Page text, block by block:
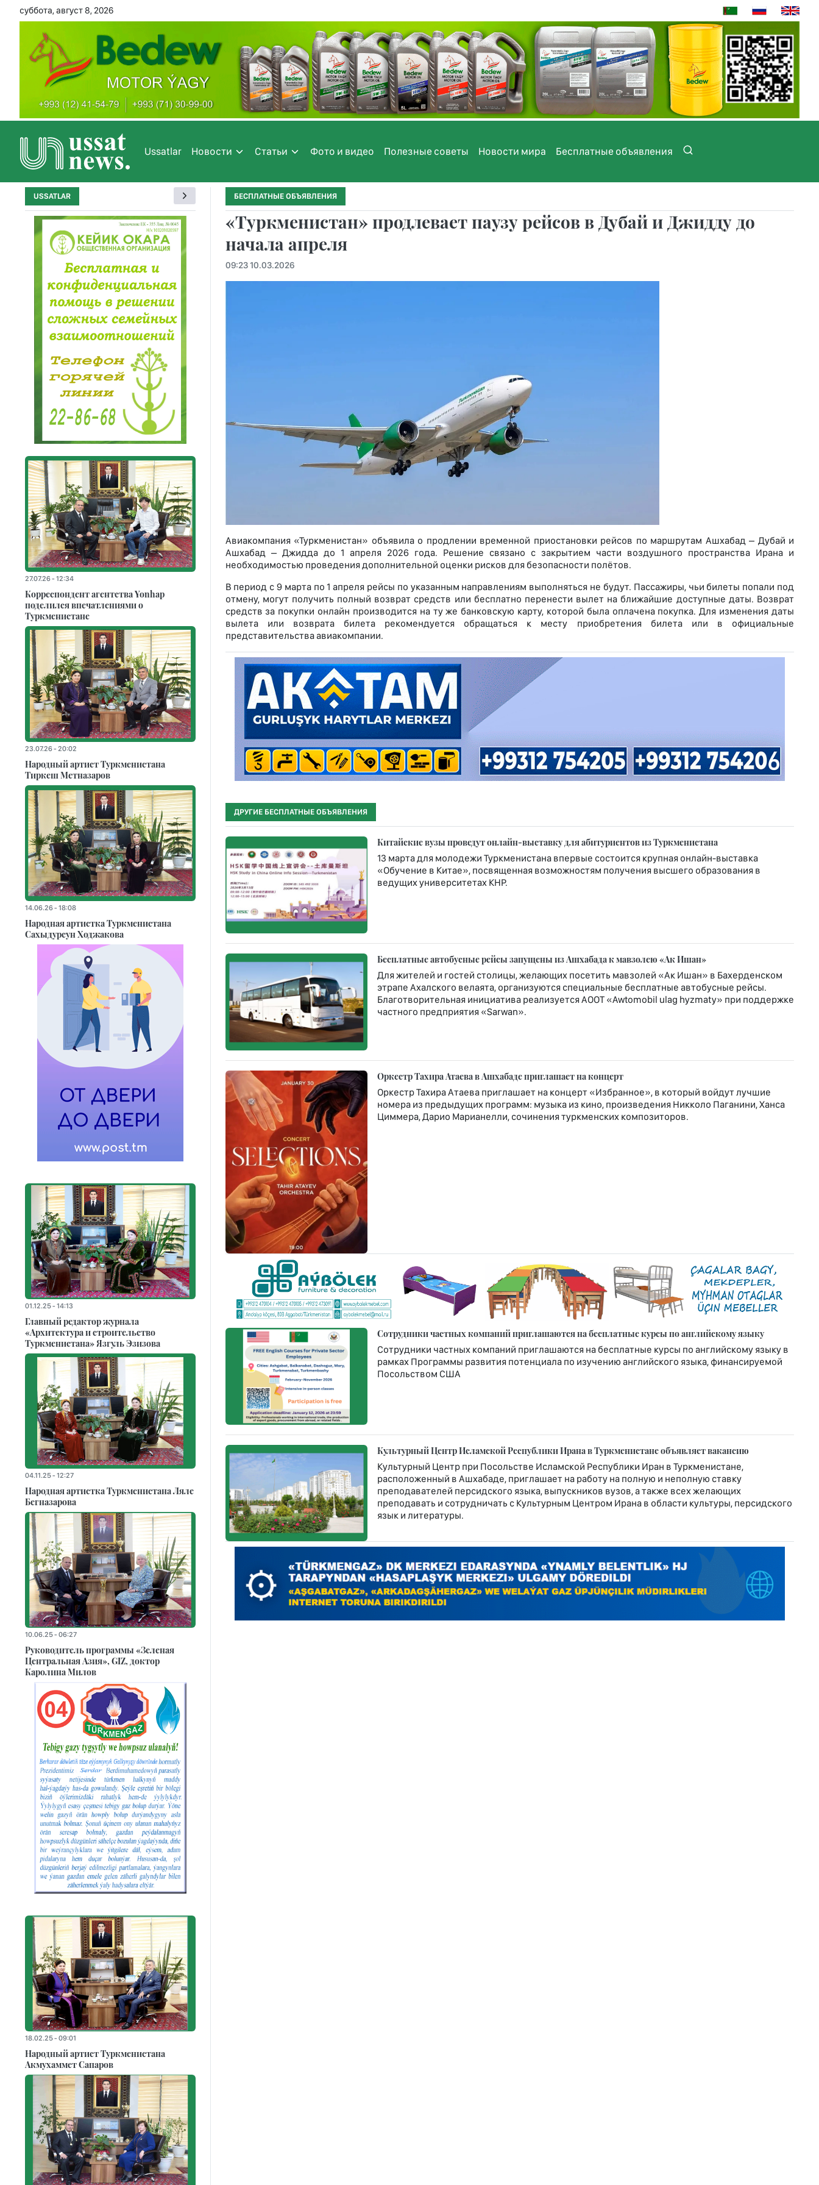
суббота, август 8, 2026
Ussatlar Новости Статьи Фото и видео Полезные советы Новости мира Бесплатные объявления
БЕСПЛАТНЫЕ ОБЪЯВЛЕНИЯ
«Туркменистан» продлевает паузу рейсов в Дубай и Джидду до
начала апреля
09:23 10.03.2026
Авиакомпания «Туркменистан» объявила о продлении временной приостановки рейсов по маршрутам Ашхабад – Дубай и
Ашхабад – Джидда до 1 апреля 2026 года. Решение связано с закрытием части воздушного пространства Ирана и
необходимостью проведения дополнительной оценки рисков для безопасности полётов.
В период с 9 марта по 1 апреля рейсы по указанным направлениям выполняться не будут. Пассажиры, чьи билеты попали под
отмену, могут получить полный возврат средств или бесплатно перенести вылет на ближайшие доступные даты. Возврат
средств за покупки онлайн производится на ту же банковскую карту, которой была оплачена покупка. Для изменения даты
вылета или возврата билета рекомендуется обращаться к месту приобретения билета или в официальные
представительства авиакомпании.
ДРУГИЕ БЕСПЛАТНЫЕ ОБЪЯВЛЕНИЯ
Китайские вузы проведут онлайн-выставку для абитуриентов из Туркменистана
13 марта для молодежи Туркменистана впервые состоится крупная онлайн-выставка
«Обучение в Китае», посвященная возможностям получения высшего образования в
ведущих университетах КНР.
Бесплатные автобусные рейсы запущены из Ашхабада к мавзолею «Ак Ишан»
Для жителей и гостей столицы, желающих посетить мавзолей «Ак Ишан» в Бахерденском
этрапе Ахалского велаята, организуются специальные бесплатные автобусные рейсы.
Благотворительная инициатива реализуется АООТ «Awtomobil ulag hyzmaty» при поддержке
частного предприятия «Sarwan».
Оркестр Тахира Атаева в Ашхабаде приглашает на концерт
Оркестр Тахира Атаева приглашает на концерт «Избранное», в который войдут лучшие
номера из предыдущих программ: музыка из кино, произведения Никколо Паганини, Ханса
Циммера, Дарио Марианелли, сочинения туркменских композиторов.
Сотрудники частных компаний приглашаются на бесплатные курсы по английскому языку
Сотрудники частных компаний приглашаются на бесплатные курсы по английскому языку в
рамках Программы развития потенциала по изучению английского языка, финансируемой
Посольством США
Культурный Центр Исламской Республики Ирана в Туркменистане объявляет вакансию
Культурный Центр при Посольстве Исламской Республики Иран в Туркменистане,
расположенный в Ашхабаде, приглашает на работу на полную и неполную ставку
преподавателей персидского языка, выпускников вузов, а также всех желающих
преподавать и сотрудничать с Культурным Центром Ирана в области культуры, персидского
язык и литературы.
USSATLAR
27.07.26 - 12:34
Корреспондент агентства Yonhap
поделился впечатлениями о
Туркменистане
23.07.26 - 20:02
Народный артист Туркменистана
Тиркеш Мeтназаров
14.06.26 - 18:08
Народная артистка Туркменистана
Сахыдурсун Ходжакова
01.12.25 - 14:13
Главный редактор журнала
«Архитектура и строительство
Туркменистана» Язгуль Эзизова
04.11.25 - 12:27
Народная артистка Туркменистана Ляле
Бегназарова
10.06.25 - 06:27
Руководитель программы «Зеленая
Центральная Азия», GIZ, доктор
Каролина Милов
18.02.25 - 09:01
Народный артист Туркменистана
Акмухаммет Сапаров